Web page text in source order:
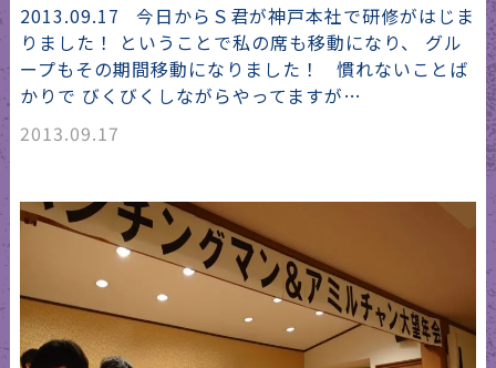
2013.09.17 今日からＳ君が神戸本社で研修がはじま
りました！ ということで私の席も移動になり、 グル
ープもその期間移動になりました！ 慣れないことば
かりで びくびくしながらやってますが…
2013.09.17